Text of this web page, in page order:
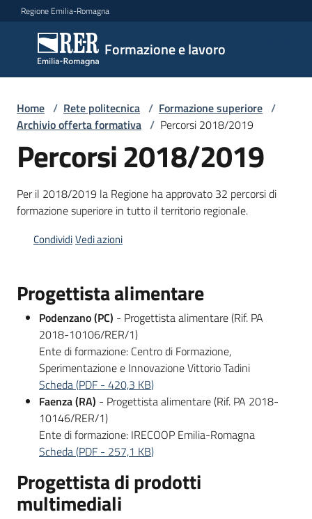
Vai al contenuto
Vai alla navigazione
Vai al footer
Regione Emilia-Romagna
Formazione e lavoro
Formazione
e lavoro
Argomenti
Servizi
Leggi
Bandi
Piani
Programmi
Progetti
Fondo
Home / Rete politecnica / Formazione superiore /
Archivio offerta formativa / Percorsi 2018/2019
Percorsi 2018/2019
Per il 2018/2019 la Regione ha approvato 32 percorsi di
formazione superiore in tutto il territorio regionale.
CondividiVedi azioni
Progettista alimentare
Podenzano (PC) - Progettista alimentare (Rif. PA
2018-10106/RER/1)
Ente di formazione: Centro di Formazione,
Sperimentazione e Innovazione Vittorio Tadini
Scheda(PDF - 420,3 KB)
Faenza (RA) - Progettista alimentare (Rif. PA 2018-
10146/RER/1)
Ente di formazione: IRECOOP Emilia-Romagna
Scheda(PDF - 257,1 KB)
Progettista di prodotti
multimediali